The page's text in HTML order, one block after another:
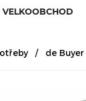
VELKOOBCHOD
de